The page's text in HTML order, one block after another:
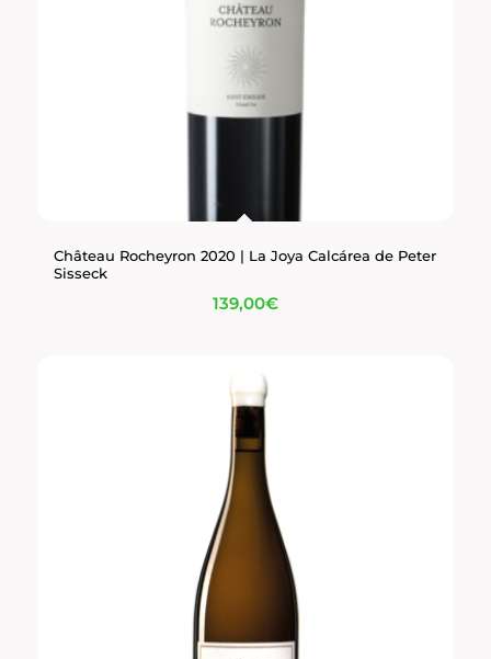
Château Rocheyron 2020 | La Joya Calcárea de Peter
Sisseck
139,00€